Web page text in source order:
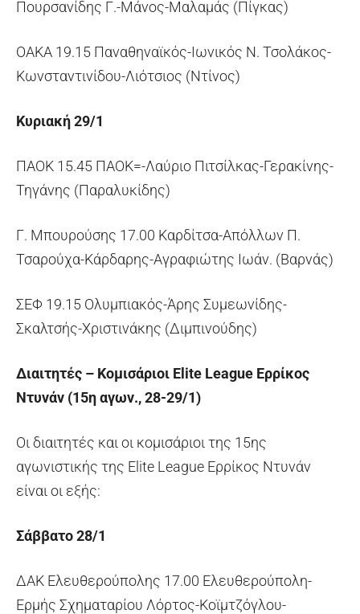
Πουρσανίδης Γ.-Μάνος-Μαλαμάς (Πίγκας)
ΟΑΚΑ 19.15 Παναθηναϊκός-Ιωνικός Ν. Τσολάκος-
Κωνσταντινίδου-Λιότσιος (Ντίνος)
Κυριακή 29/1
ΠΑΟΚ 15.45 ΠΑΟΚ=-Λαύριο Πιτσίλκας-Γερακίνης-
Τηγάνης (Παραλυκίδης)
Γ. Μπουρούσης 17.00 Καρδίτσα-Απόλλων Π.
Τσαρούχα-Κάρδαρης-Αγραφιώτης Ιωάν. (Βαρνάς)
ΣΕΦ 19.15 Ολυμπιακός-Άρης Συμεωνίδης-
Σκαλτσής-Χριστινάκης (Διμπινούδης)
Διαιτητές – Κομισάριοι Elite League Ερρίκος
Ντυνάν (15η αγων., 28-29/1)
Οι διαιτητές και οι κομισάριοι της 15ης
αγωνιστικής της Elite League Ερρίκος Ντυνάν
είναι οι εξής:
Σάββατο 28/1
ΔΑΚ Ελευθερούπολης 17.00 Ελευθερούπολη-
Ερμής Σχηματαρίου Λόρτος-Κοϊμτζόγλου-